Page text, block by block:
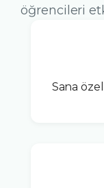
öğrencileri
Sana